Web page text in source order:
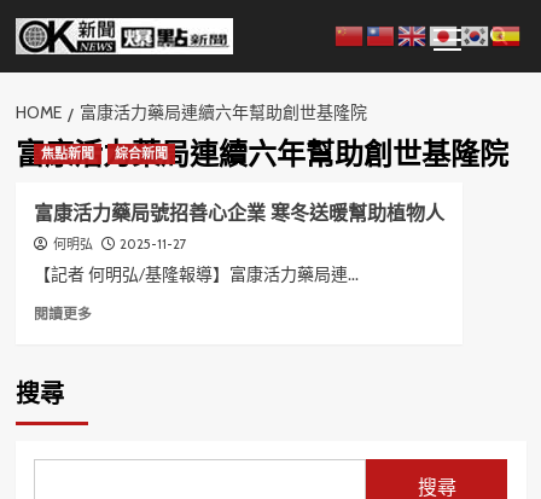
Skip
content
Menu
HOME 富康活力藥局連續六年幫助創世基隆院
富康活力藥局連續六年幫助創世基隆院
焦點新聞 綜合新聞
富康活力藥局號招善心企業 寒冬送暖幫助植物人
何明弘 2025-11-27
【記者 何明弘/基隆報導】富康活力藥局連...
閱讀更多Read
搜尋
搜尋